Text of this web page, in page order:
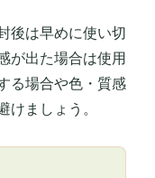
後は早めに使い切
が出た場合は使用
る場合や色・質感
ましょう。